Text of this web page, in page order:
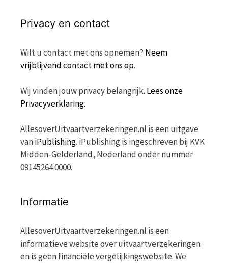
Privacy en contact
Wilt u contact met ons opnemen? Neem
vrijblijvend contact met ons op.
Wij vinden jouw privacy belangrijk. Lees onze
Privacyverklaring.
AllesoverUitvaartverzekeringen.nl is een uitgave
vaniPublishing. iPublishing is ingeschreven bij KVK
Midden-Gelderland, Nederland onder nummer
09145264 0000.
Informatie
AllesoverUitvaartverzekeringen.nl is een
informatieve website over uitvaartverzekeringen
en is geen financiële vergelijkingswebsite. We